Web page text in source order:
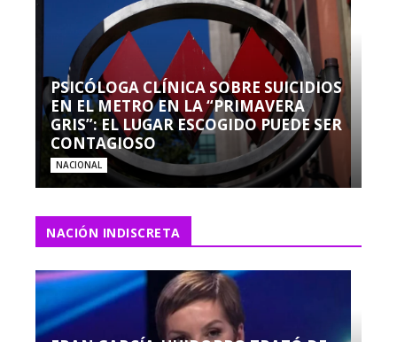
PSICÓLOGA CLÍNICA SOBRE SUICIDIOS
EN EL METRO EN LA “PRIMAVERA
GRIS”: EL LUGAR ESCOGIDO PUEDE SER
CONTAGIOSO
NACIONAL
NACIÓN INDISCRETA